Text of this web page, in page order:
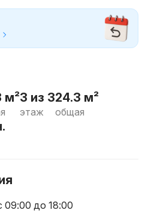
м²3 из 3
этаж
24.3 м²
общая
09:00 до 18:00